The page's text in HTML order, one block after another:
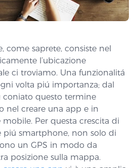
come saprete, consiste nel
l’ubicazione
ci troviamo. Una funzionalitá
volta piú importanza; dal
questo termine
nel creare una app e in
Per questa crescita di
piú smartphone, non solo di
un GPS in modo da
posizione sulla mappa.